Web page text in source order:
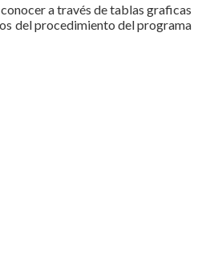
a través de tablas graficas
del procedimiento del programa